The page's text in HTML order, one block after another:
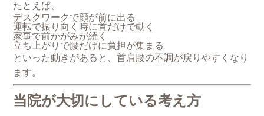
たとえば、
デスクワークで顔が前に出る
運転で振り向く時に首だけで動く
家事で前かがみが続く
立ち上がりで腰だけに負担が集まる
といった動きがあると、首肩腰の不調が戻りやすくなり
ます。
当院が大切にしている考え方